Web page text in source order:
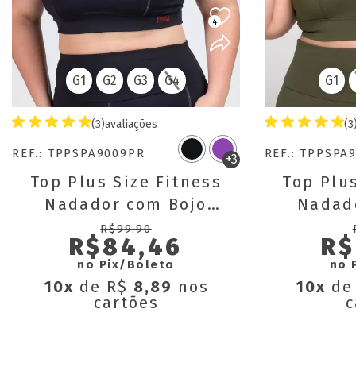
4
(3)avaliações
REF.: TPPSPA9009PR +3
Top Plus Size Fitness
Nadador com Bojo
Removível Alexia
R$99,90
R$84,46
no Pix/Boleto
10x de R$ 8,89 nos
cartões
G1 G2 G3 G4
REF.:
Top
no
10x
G1